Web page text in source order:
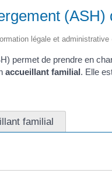
(ASH)
légale et
permet de prendre en
accueillant familial. Elle
familial